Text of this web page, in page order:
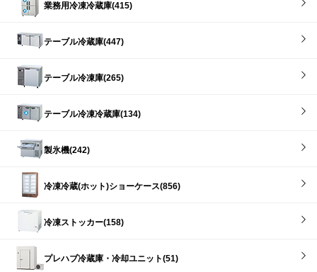
業務用冷凍冷蔵庫(415)
テーブル冷蔵庫(447)
テーブル冷凍庫(265)
テーブル冷凍冷蔵庫(134)
製氷機(242)
冷凍冷蔵(ホット)ショーケース(856)
冷凍ストッカー(158)
プレハブ冷蔵庫・冷却ユニット(51)